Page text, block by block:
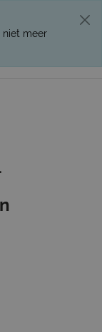
niet meer